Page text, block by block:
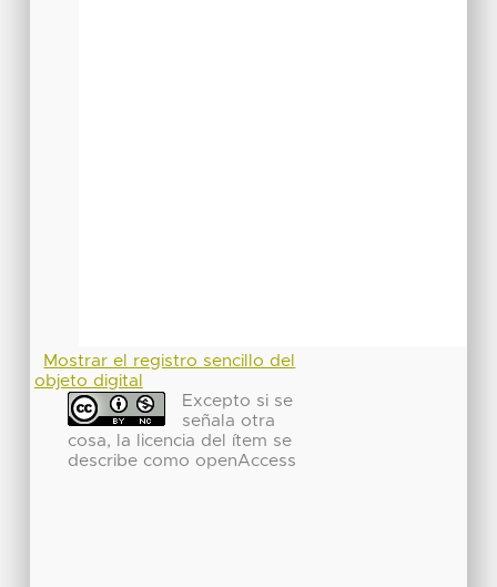
Mostrar el registro sencillo del
objeto digital
Excepto si se
señala otra
cosa, la licencia del ítem se
describe como openAccess